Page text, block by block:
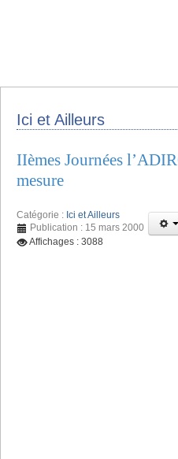
Ici et Ailleurs
IIèmes Journées
mesure
Catégorie : Ici et Ailleurs
Publication : 15 mars 2000
Affichages : 3088